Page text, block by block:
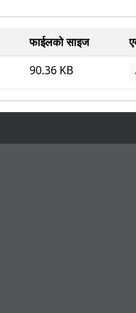
फाईलको साइज
90.36 KB